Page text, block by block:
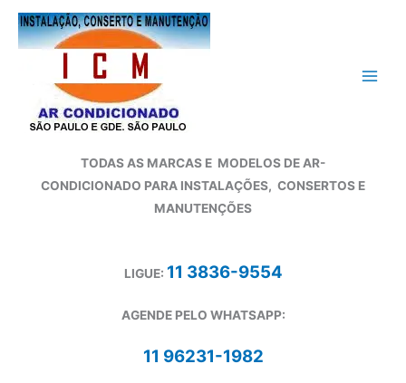
para
TODAS AS MARCAS E MODELOS DE AR-
CONDICIONADO PARA INSTALAÇÕES, CONSERTOS E
MANUTENÇÕES
LIGUE: 11 3836-9554
AGENDE PELO WHATSAPP:
11 96231-1982